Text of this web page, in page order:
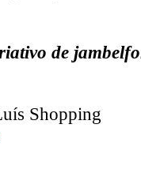
de
Shopping